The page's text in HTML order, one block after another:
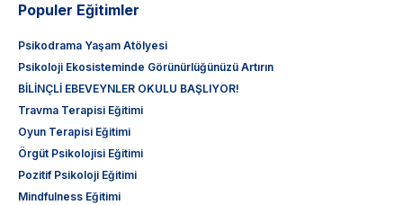
Populer Eğitimler
Psikodrama Yaşam Atölyesi
Psikoloji Ekosisteminde Görünürlüğünüzü Artırın
BİLİNÇLİ EBEVEYNLER OKULU BAŞLIYOR!
Travma Terapisi Eğitimi
Oyun Terapisi Eğitimi
Örgüt Psikolojisi Eğitimi
Pozitif Psikoloji Eğitimi
Mindfulness Eğitimi